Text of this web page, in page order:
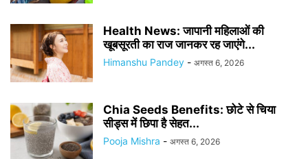
Health News: जापानी महिलाओं की
खूबसूरती का राज जानकर रह जाएंगे...
Himanshu Pandey - अगस्त 6, 2026
Chia Seeds Benefits: छोटे से चिया
सीड्स में छिपा है सेहत...
Pooja Mishra - अगस्त 6, 2026